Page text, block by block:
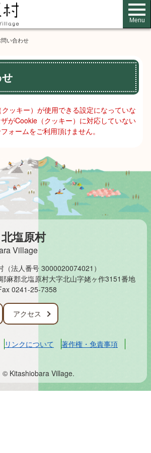
Menu
問い合わせ
ッキー）が使用できる設定になっていな
がCookie（クッキー）に対応していない
ォームをご利用頂けません。
塩原村
Village
法人番号 3000020074021）
郡北塩原村大字北山字姥ヶ作3151番地
0241-25-7358
アクセス
リンクについて
著作権・免責事項
© Kitashiobara Village.